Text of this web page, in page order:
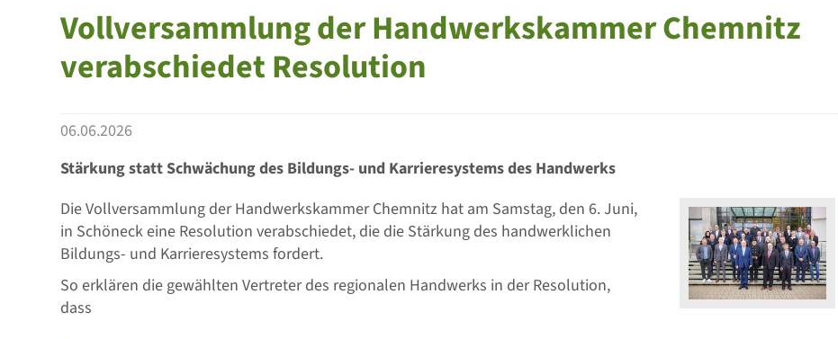
Vollversammlung der Handwerkskammer Chemnitz
verabschiedet Resolution
06.06.2026
Stärkung statt Schwächung des Bildungs- und Karrieresystems des Handwerks
Die Vollversammlung der Handwerkskammer Chemnitz hat am Samstag, den 6. Juni,
in Schöneck eine Resolution verabschiedet, die die Stärkung des handwerklichen
Bildungs- und Karrieresystems fordert.
So erklären die gewählten Vertreter des regionalen Handwerks in der Resolution,
dass